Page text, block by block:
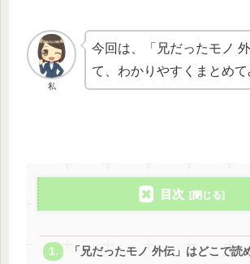
私
今回は、「兄だったモノ
て、わかりやすくまとめて
目次
「兄だったモノ 外伝」はどこで読